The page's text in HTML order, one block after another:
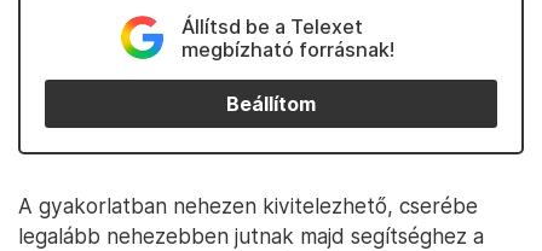
Állítsd be a Telexet
megbízható forrásnak!
Beállítom
A gyakorlatban nehezen kivitelezhető, cserébe
legalább nehezebben jutnak majd segítséghez a